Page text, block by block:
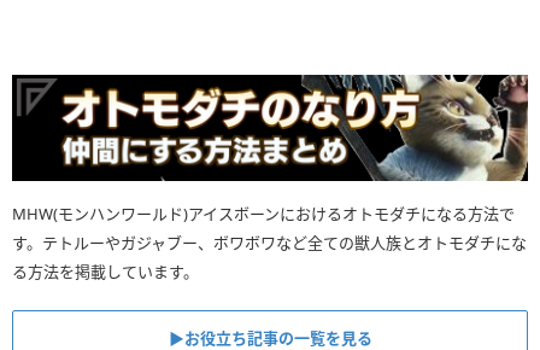
MHW(モンハンワールド)アイスボーンにおけるオトモダチになる方法で
す。テトルーやガジャブー、ボワボワなど全ての獣人族とオトモダチにな
る方法を掲載しています。
▶お役立ち記事の一覧を見る